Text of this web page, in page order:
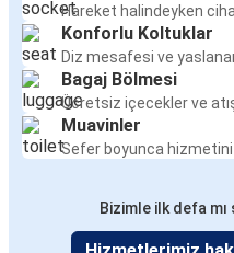
Hareket halindeyken
Konforlu Koltuklar
Diz mesafesi ve
Bagaj Bölmesi
Ücretsiz içecekler ve
Muavinler
Sefer boyunca
Bizimle ilk defa